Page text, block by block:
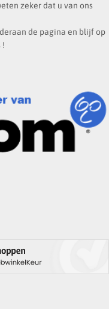
zeker dat u van ons
de pagina en blijf op
!